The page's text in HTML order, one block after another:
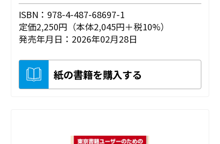
ISBN：978-4-487-68697-1
定価2,250円（本体2,045円＋税10%）
発売年月日：2026年02月28日
紙の書籍を購入する